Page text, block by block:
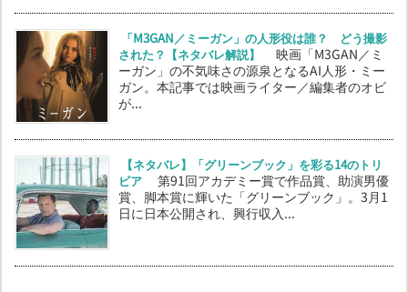
「M3GAN／ミーガン」の人形役は誰？ どう撮影
された？【ネタバレ解説】
映画「M3GAN／ミ
ーガン」の不気味さの源泉となるAI人形・ミー
ガン。本記事では映画ライター／編集者のオビ
が...
【ネタバレ】「グリーンブック」を彩る14のトリ
ビア
第91回アカデミー賞で作品賞、助演男優
賞、脚本賞に輝いた「グリーンブック」。3月1
日に日本公開され、興行収入...